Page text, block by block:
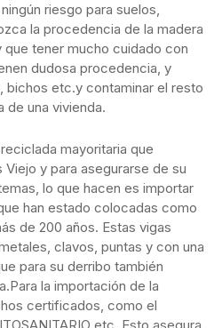
riesgo para suelos,
la procedencia de la madera
que tener mucho cuidado con
dudosa procedencia, y
bichos etc.y contaminar el resto
de una vivienda.
mayoritaria que
y para asegurarse de su
lo que hacen es importar
han estado colocadas como
de 200 años. Estas vigas
clavos, puntas y con una
para su derribo también
la importación de la
certificados, como el